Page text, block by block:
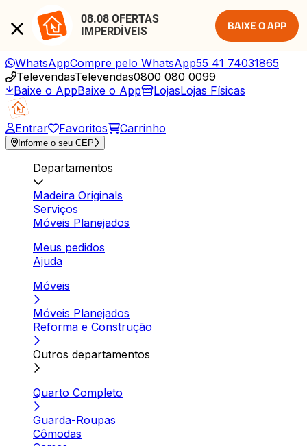
08.08 OFERTAS
IMPERDÍVEIS
BAIXE O APP
WhatsAppCompre pelo WhatsApp55 41 74031865
TelevendasTelevendas0800 080 0099
Baixe o AppBaixe o App LojasLojas Físicas
Entrar Favoritos Carrinho
Informe o seu CEP
Departamentos
Madeira Originals
Serviços
Móveis Planejados
Meus pedidos
Ajuda
Móveis
Móveis Planejados
Reforma e Construção
Outros departamentos
Quarto Completo
Guarda-Roupas
Cômodas